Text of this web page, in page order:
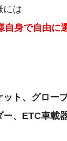
には
自身で自由に
ト、グロー
、ETC車載